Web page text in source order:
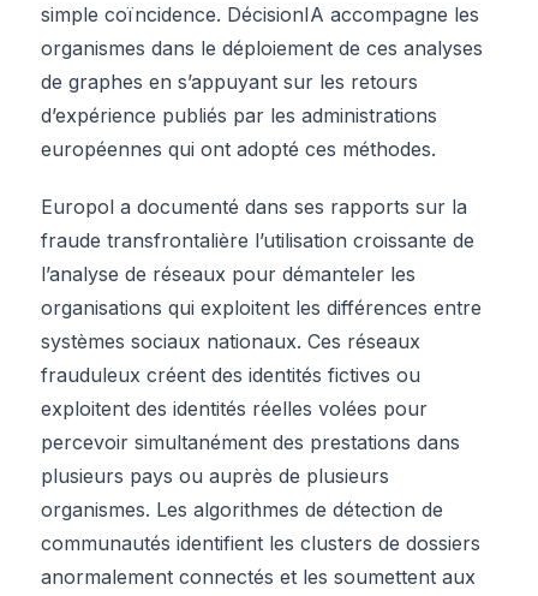
simple coïncidence. DécisionIA accompagne les
organismes dans le déploiement de ces analyses
de graphes en s’appuyant sur les retours
d’expérience publiés par les administrations
européennes qui ont adopté ces méthodes.
Europol a documenté dans ses rapports sur la
fraude transfrontalière l’utilisation croissante de
l’analyse de réseaux pour démanteler les
organisations qui exploitent les différences entre
systèmes sociaux nationaux. Ces réseaux
frauduleux créent des identités fictives ou
exploitent des identités réelles volées pour
percevoir simultanément des prestations dans
plusieurs pays ou auprès de plusieurs
organismes. Les algorithmes de détection de
communautés identifient les clusters de dossiers
anormalement connectés et les soumettent aux